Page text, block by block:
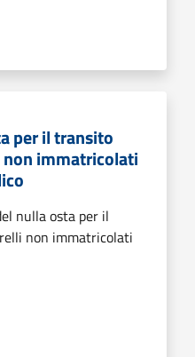
per il transito
immatricolati
nulla osta per il
non immatricolati